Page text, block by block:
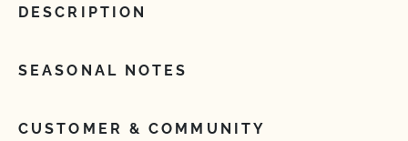
DESCRIPTION
SEASONAL NOTES
CUSTOMER & COMMUNITY